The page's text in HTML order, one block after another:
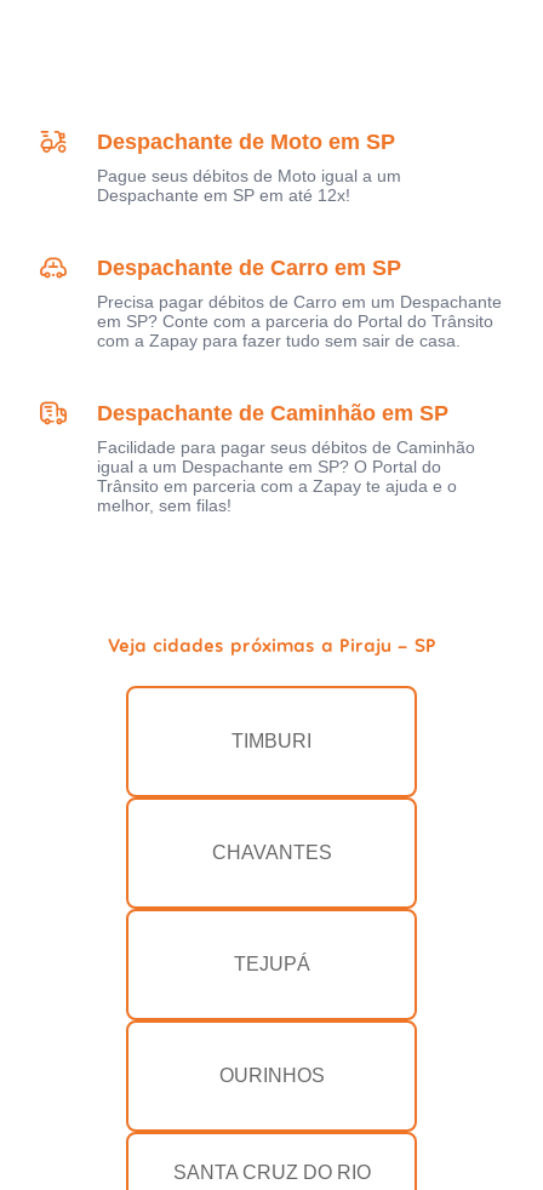
Despachante de Moto em SP
Pague seus débitos de Moto igual a um
Despachante em SP em até 12x!
Despachante de Carro em SP
Precisa pagar débitos de Carro em um Despachante
em SP? Conte com a parceria do Portal do Trânsito
com a Zapay para fazer tudo sem sair de casa.
Despachante de Caminhão em SP
Facilidade para pagar seus débitos de Caminhão
igual a um Despachante em SP? O Portal do
Trânsito em parceria com a Zapay te ajuda e o
melhor, sem filas!
Veja cidades próximas a Piraju - SP
TIMBURI
CHAVANTES
TEJUPÁ
OURINHOS
SANTA CRUZ DO RIO